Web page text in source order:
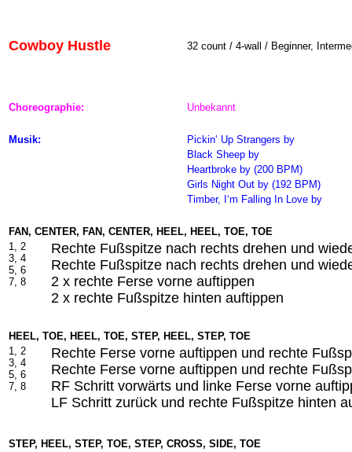
Cowboy Hustle 32 count / 4-wall / Beginner,
Choreographie: Unbekannt
Musik: Pickin‘ Up Strangers by
Black Sheep by
Heartbroke by (200 BPM)
Girls Night Out by (192 BPM)
Timber, I‘m Falling In Love by
FAN, CENTER, FAN, CENTER, HEEL, HEEL, TOE, TOE
1, 2
3, 4
5, 6
7, 8
Rechte Fußspitze nach rechts drehen und
Rechte Fußspitze nach rechts drehen und
2 x rechte Ferse vorne auftippen
2 x rechte Fußspitze hinten auftippen
HEEL, TOE, HEEL, TOE, STEP, HEEL, STEP, TOE
1, 2
3, 4
5, 6
7, 8
Rechte Ferse vorne auftippen und rechte
Rechte Ferse vorne auftippen und rechte
RF Schritt vorwärts und linke Ferse vorne
LF Schritt zurück und rechte Fußspitze hinten
STEP, HEEL, STEP, TOE, STEP, CROSS, SIDE, TOE